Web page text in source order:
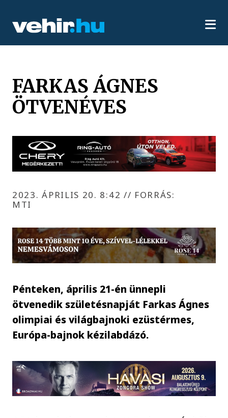
FARKAS ÁGNES
ÖTVENÉVES
2023. ÁPRILIS 20. 8:42 // FORRÁS:
MTI
Pénteken, április 21-én ünnepli
ötvenedik születésnapját Farkas Ágnes
olimpiai és világbajnoki ezüstérmes,
Európa-bajnok kézilabdázó.